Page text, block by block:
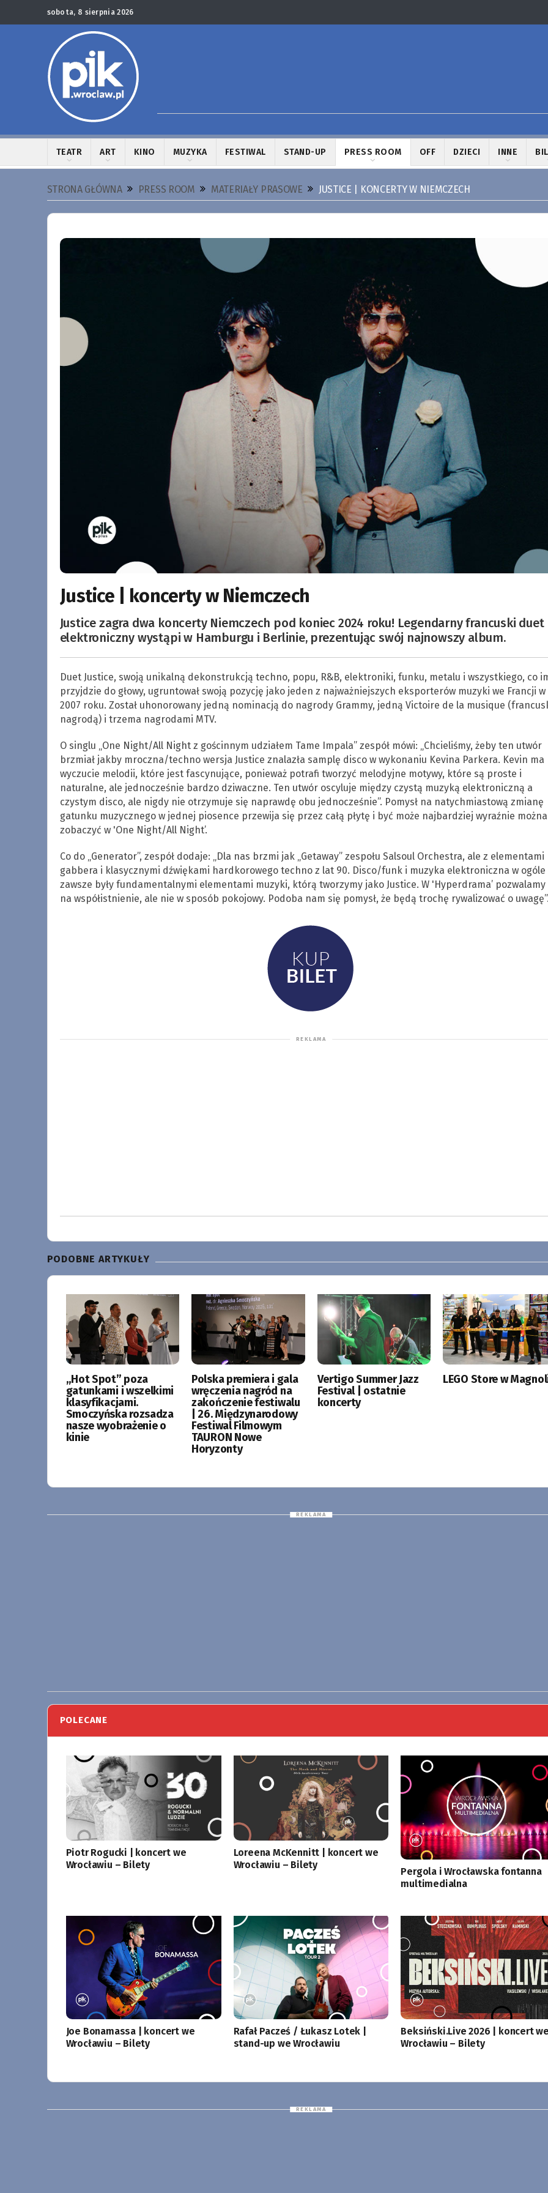
sobota, 8 sierpnia 2026
TEATR ART KINO MUZYKA FESTIWAL STAND-UP PRESS ROOM OFF DZIECI INNE
STRONA GŁÓWNA PRESS ROOM MATERIAŁY PRASOWE JUSTICE | KONCERTY W NIEMCZECH
Justice | koncerty w Niemczech
Justice zagra dwa koncerty Niemczech pod koniec 2024 roku! Legendarny francuski duet
elektroniczny wystąpi w Hamburgu i Berlinie, prezentując swój najnowszy album.
Duet Justice, swoją unikalną dekonstrukcją techno, popu, R&B, elektroniki, funku, metalu i wszystkiego, co
przyjdzie do głowy, ugruntował swoją pozycję jako jeden z najważniejszych eksporterów muzyki we Francji w
2007 roku. Został uhonorowany jedną nominacją do nagrody Grammy, jedną Victoire de la musique
nagrodą) i trzema nagrodami MTV.
O singlu „One Night/All Night z gościnnym udziałem Tame Impala” zespół mówi: „Chcieliśmy, żeby ten utwór
brzmiał jakby mroczna/techno wersja Justice znalazła samplę disco w wykonaniu Kevina Parkera. Kevin ma
wyczucie melodii, które jest fascynujące, ponieważ potrafi tworzyć melodyjne motywy, które są proste i
naturalne, ale jednocześnie bardzo dziwaczne. Ten utwór oscyluje między czystą muzyką elektroniczną a
czystym disco, ale nigdy nie otrzymuje się naprawdę obu jednocześnie”. Pomysł na natychmiastową zmianę
gatunku muzycznego w jednej piosence przewija się przez całą płytę i być może najbardziej wyraźnie
zobaczyć w 'One Night/All Night’.
Co do „Generator”, zespół dodaje: „Dla nas brzmi jak „Getaway” zespołu Salsoul Orchestra, ale z elementami
gabbera i klasycznymi dźwiękami hardkorowego techno z lat 90. Disco/funk i muzyka elektroniczna w ogóle
zawsze były fundamentalnymi elementami muzyki, którą tworzymy jako Justice. W 'Hyperdrama’ pozwalamy
na współistnienie, ale nie w sposób pokojowy. Podoba nam się pomysł, że będą trochę rywalizować o
PODOBNE ARTYKUŁY
„Hot Spot” poza
gatunkami i wszelkimi
klasyfikacjami.
Smoczyńska rozsadza
nasze wyobrażenie o
kinie
Polska premiera i gala
wręczenia nagród na
zakończenie festiwalu
| 26. Międzynarodowy
Festiwal Filmowym
TAURON Nowe
Horyzonty
Vertigo Summer Jazz
Festival | ostatnie
koncerty
LEGO Store w
POLECANE
Piotr Rogucki | koncert we
Wrocławiu – Bilety
Loreena McKennitt | koncert we
Wrocławiu – Bilety
Pergola i Wrocławska fontanna
multimedialna
Joe Bonamassa | koncert we
Wrocławiu – Bilety
Rafał Pacześ / Łukasz Lotek |
stand-up we Wrocławiu
Beksiński.Live 2026 | koncert
Wrocławiu – Bilety